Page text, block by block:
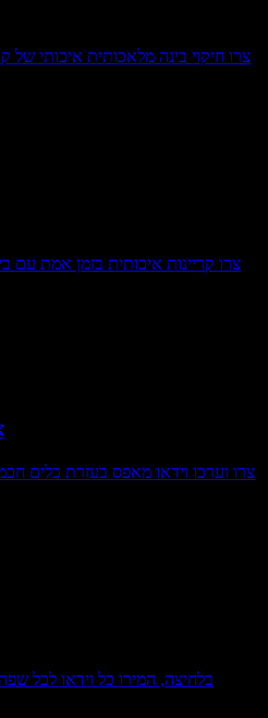
צרו חיקוי בינה מלאכותית איכותי של
צרו קריינות איכותית בזמן אמת עם
צרו וערכו וידאו מאפס בעזרת כלים
בלחיצה, המירו כל וידאו לכל